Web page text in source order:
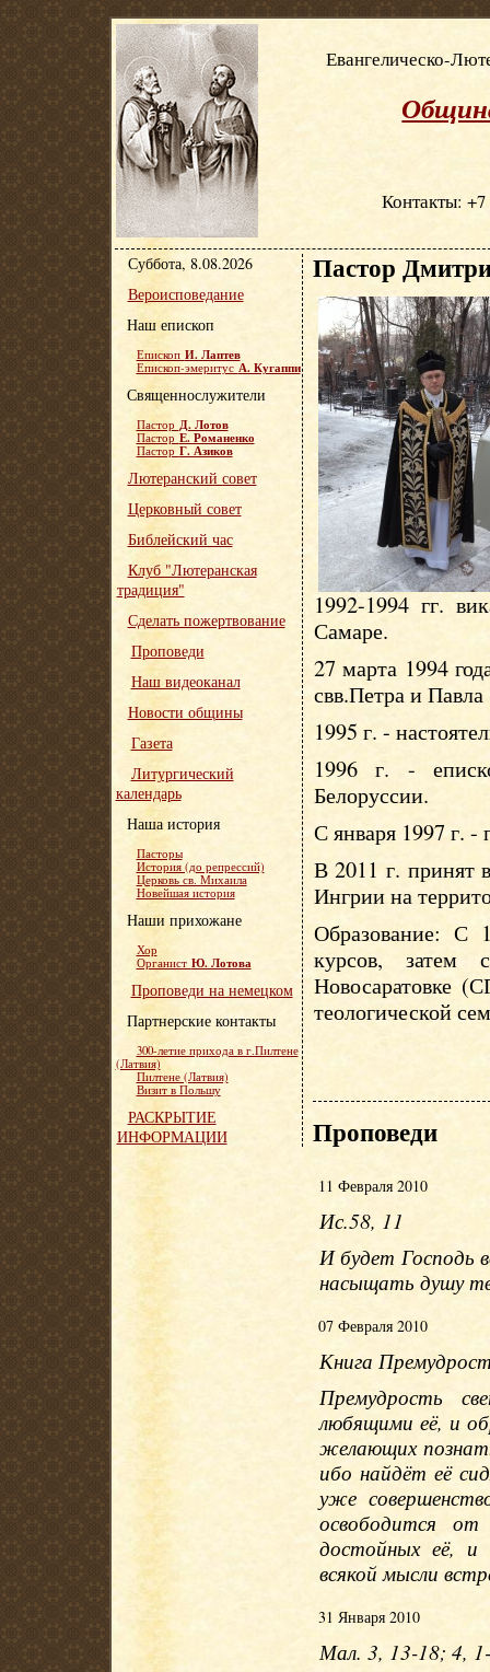
Евангелическо-
Контакты: +7
Пастор
1992-1994 гг.
Самаре.
27 марта 1994
свв.Петра и
1995 г. -
1996 г. -
Белоруссии.
С января 1997 г.
В 2011 г. принят
Ингрии на
Образование: С
курсов, затем
Новосаратовке
теологической
Проповеди
11 Февраля 2010
Ис.58, 11
И будет Господь
насыщать душу
07 Февраля 2010
Книга
Премудрость
любящими её, и
желающих
ибо найдёт её
уже
освободится
достойных её, и
всякой мысли
31 Января 2010
Мал. 3, 13-18; 4,
Суббота, 8.08.2026
Вероисповедание
Наш епископ
Епископ И. Лаптев
Епископ-эмеритус А. Кугаппи
Священнослужители
Пастор Д. Лотов
Пастор Е. Романенко
Пастор Г. Азиков
Лютеранский совет
Церковный совет
Библейский час
Клуб "Лютеранская
традиция"
Сделать пожертвование
Проповеди
Наш видеоканал
Новости общины
Газета
Литургический
календарь
Наша история
Пасторы
История (до репрессий)
Церковь св. Михаила
Новейшая история
Наши прихожане
Хор
Органист Ю. Лотова
Проповеди на немецком
Партнерские контакты
300-летие прихода в г.Пилтене
(Латвия)
Пилтене (Латвия)
Визит в Польшу
РАСКРЫТИЕ
ИНФОРМАЦИИ